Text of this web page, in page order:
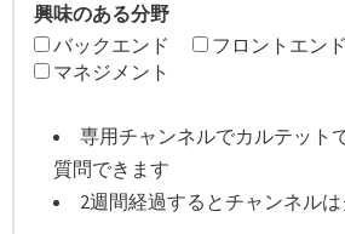
興味のある分野
バックエンド
フロントエンド
マネジメント
専用チャンネルでカルテット
質問できます
2週間経過するとチャンネル